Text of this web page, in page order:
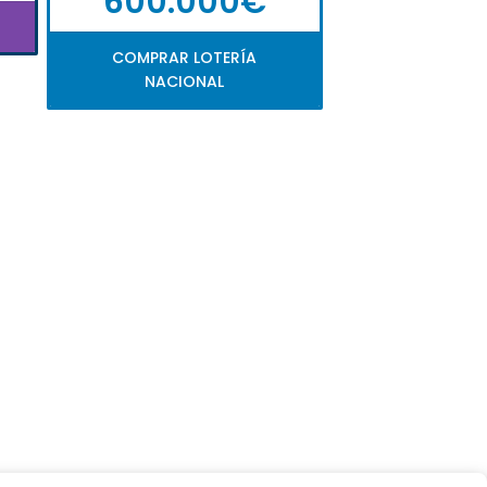
COMPRAR LOTERÍA
NACIONAL